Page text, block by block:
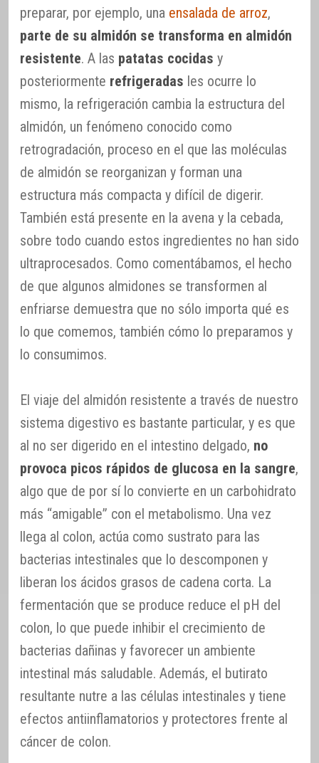
preparar, por ejemplo, una ensalada de arroz,
parte de su almidón se transforma en almidón
resistente. A las patatas cocidas y
posteriormente refrigeradas les ocurre lo
mismo, la refrigeración cambia la estructura del
almidón, un fenómeno conocido como
retrogradación, proceso en el que las moléculas
de almidón se reorganizan y forman una
estructura más compacta y difícil de digerir.
También está presente en la avena y la cebada,
sobre todo cuando estos ingredientes no han sido
ultraprocesados. Como comentábamos, el hecho
de que algunos almidones se transformen al
enfriarse demuestra que no sólo importa qué es
lo que comemos, también cómo lo preparamos y
lo consumimos.
El viaje del almidón resistente a través de nuestro
sistema digestivo es bastante particular, y es que
al no ser digerido en el intestino delgado, no
provoca picos rápidos de glucosa en la sangre,
algo que de por sí lo convierte en un carbohidrato
más “amigable” con el metabolismo. Una vez
llega al colon, actúa como sustrato para las
bacterias intestinales que lo descomponen y
liberan los ácidos grasos de cadena corta. La
fermentación que se produce reduce el pH del
colon, lo que puede inhibir el crecimiento de
bacterias dañinas y favorecer un ambiente
intestinal más saludable. Además, el butirato
resultante nutre a las células intestinales y tiene
efectos antiinflamatorios y protectores frente al
cáncer de colon.